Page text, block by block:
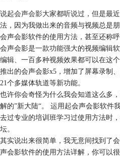
说起会声会影大家都听说过，但是最
法，因为我做出来的音频与视频总是
会声会影软件的使用方法，甚至还称呼
会声会影是一款功能强大的视频编辑
编辑、一百多种视频效果都可以在这
推出的会声会影x5，增加了屏幕录制
21个多媒体轨道等新功能。
也许你会奇怪为什么我会知道这么多
解的”新大陆“。 运用起会声会影软件
去过专业的培训班学习过使用方法时
坛。
其实说出来很简单，我无意间找到了
声会影软件的使用方法详解，你可以